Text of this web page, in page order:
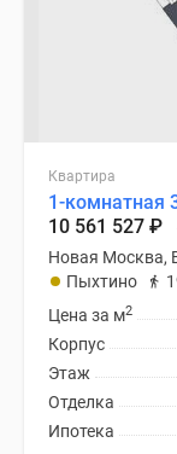
Квартира
1-комнатная
10 561 527 ₽
Новая Москва,
Пыхтино
Цена за м2
Корпус
Этаж
Отделка
Ипотека